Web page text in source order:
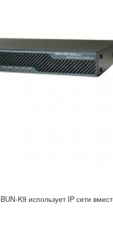
K9 использует IP сети